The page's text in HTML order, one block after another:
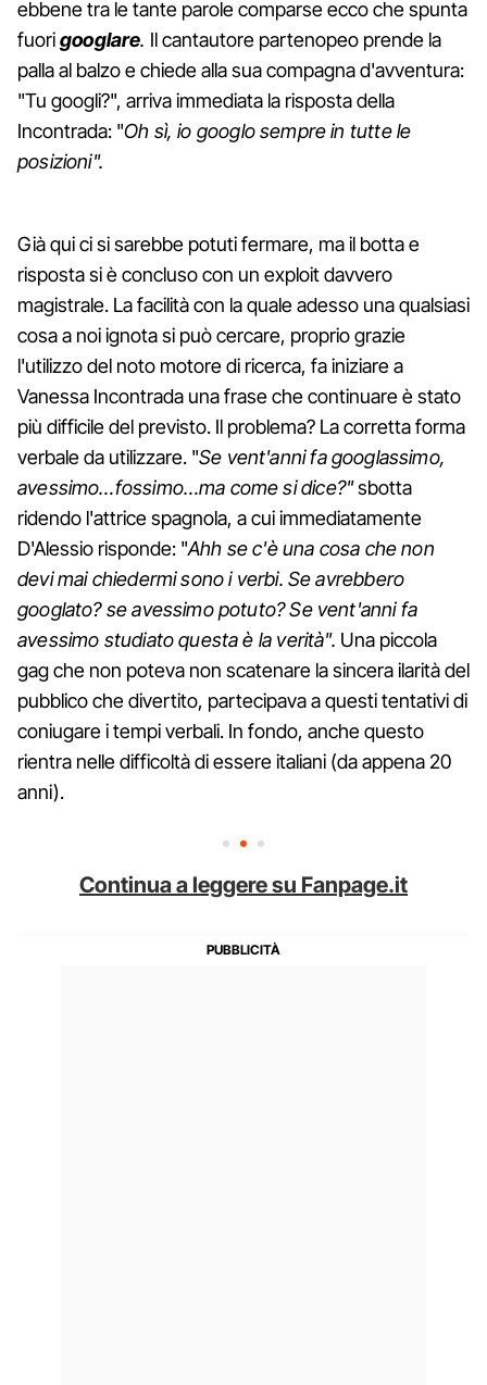
ebbene tra le tante parole comparse ecco che spunta
fuorigooglare. Il cantautore partenopeo prende la
palla al balzo e chiede alla sua compagna d'avventura:
"Tu googli?", arriva immediata la risposta della
Incontrada: "Oh sì, io googlo sempre in tutte le
posizioni".
Già qui ci si sarebbe potuti fermare, ma il botta e
risposta si è concluso con un exploit davvero
magistrale. La facilità con la quale adesso una qualsiasi
cosa a noi ignota si può cercare, proprio grazie
l'utilizzo del noto motore di ricerca, fa iniziare a
Vanessa Incontrada una frase che continuare è stato
più difficile del previsto. Il problema? La corretta forma
verbale da utilizzare. "Se vent'anni fa googlassimo,
avessimo…fossimo…ma come si dice?"sbotta
ridendo l'attrice spagnola, a cui immediatamente
D'Alessio risponde: "Ahh se c'è una cosa che non
devi mai chiedermi sono i verbi. Se avrebbero
googlato? se avessimo potuto? Se vent'anni fa
avessimo studiato questa è la verità". Una piccola
gag che non poteva non scatenare la sincera ilarità del
pubblico che divertito, partecipava a questi tentativi di
coniugare i tempi verbali. In fondo, anche questo
rientra nelle difficoltà di essere italiani (da appena 20
anni).
Continua a leggere su Fanpage.it